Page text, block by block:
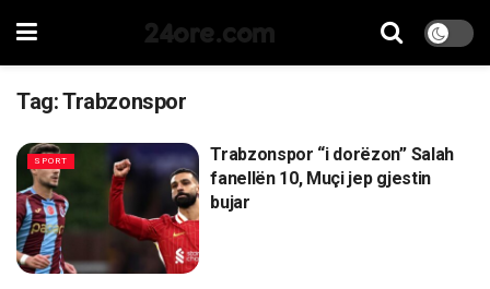
24ore.com
Tag:Trabzonspor
SPORT
Trabzonspor “i dorëzon” Salah
fanellën 10, Muçi jep gjestin
bujar